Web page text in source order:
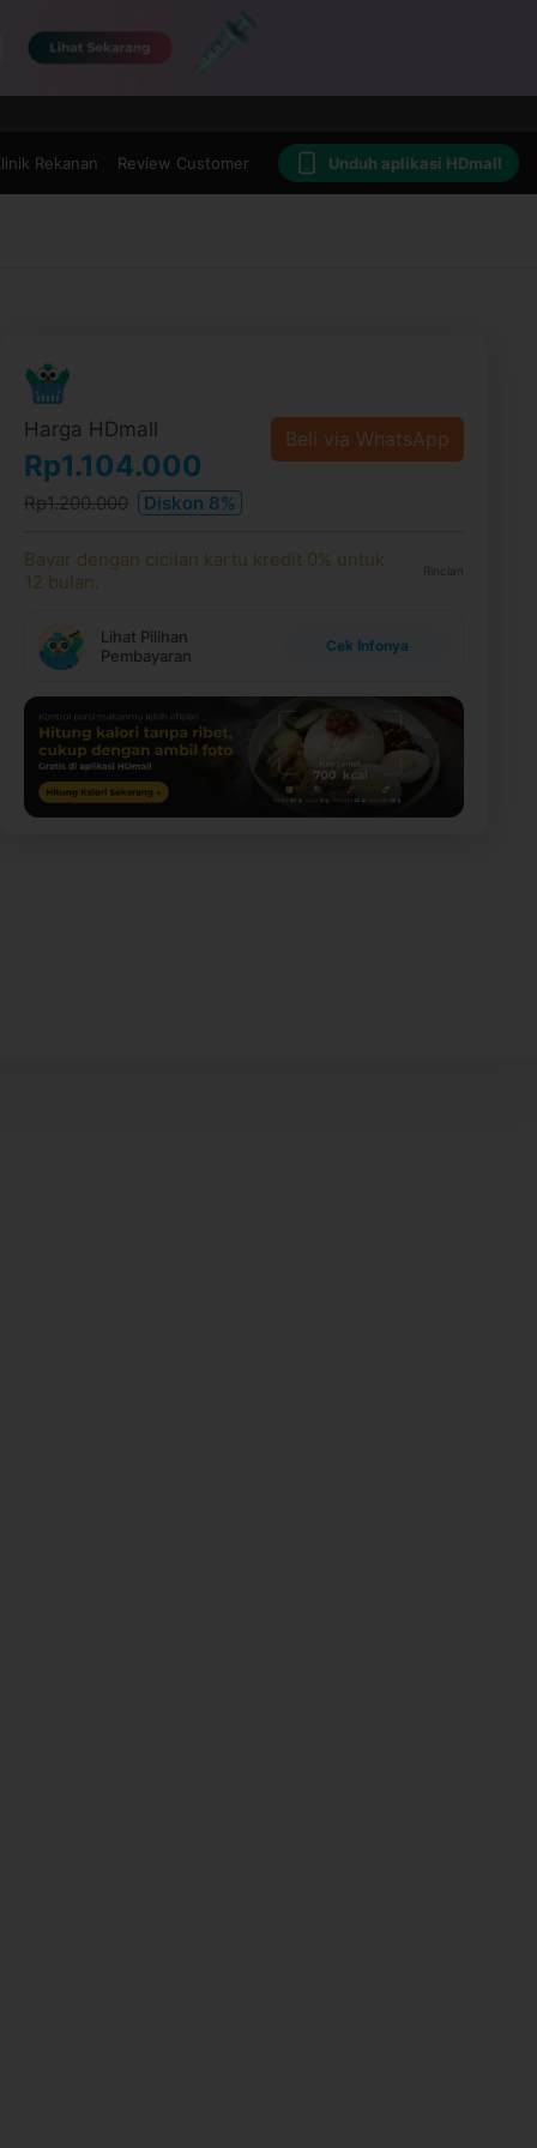
Rekanan Review Customer Unduh aplikasi HDmall
Harga HDmall
Rp1.104.000
Rp1.200.000 Diskon 8%
Beli via WhatsApp
Bayar dengan cicilan kartu kredit 0% untuk
12 bulan.
Rincian
Lihat Pilihan
Pembayaran
Cek Infonya